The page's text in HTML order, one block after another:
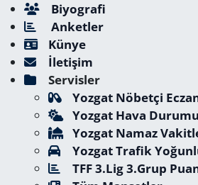
Biyografi
Anketler
Künye
İletişim
Servisler
Yozgat Nöbetçi
Yozgat Hava Durumu
Yozgat Namaz
Yozgat Trafik
TFF 3.Lig 3.Grup